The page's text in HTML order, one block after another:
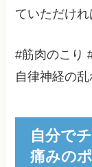
ていただけれ
#筋肉のこり
自律神経の
自分で
痛みの